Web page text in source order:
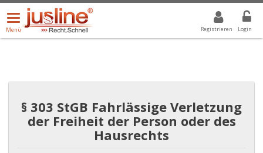
Registrieren Login
Menü
öffnen/schließen
Menü
ALLE DROPDOWN: GEWÄHLTER WERT IST ALLE
§ 303 StGB Fahrlässige Verletzung
der Freiheit der Person oder des
Hausrechts